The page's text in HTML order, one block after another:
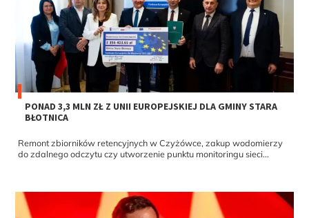
PONAD 3,3 MLN ZŁ Z UNII EUROPEJSKIEJ DLA GMINY STARA
BŁOTNICA
Remont zbiorników retencyjnych w Czyżówce, zakup wodomierzy
do zdalnego odczytu czy utworzenie punktu monitoringu sieci...